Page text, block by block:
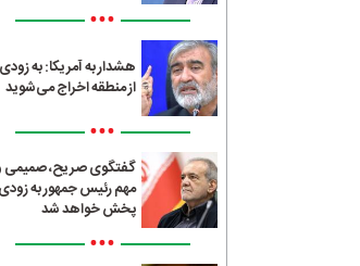
•••
هشدار به آمریکا: به زودی
از منطقه اخراج می‌شوید
•••
گفتگوی صریح، صمیمی
مهم رئیس جمهور به زودی
پخش خواهد شد
•••